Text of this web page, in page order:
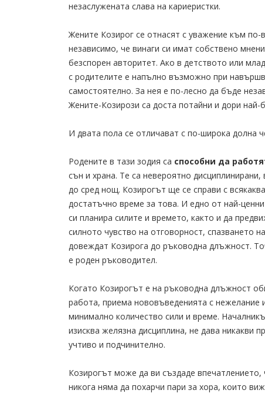
незаслужената слава на кариеристки.
Жените Козирог се отнасят с уважение към
независимо, че винаги си имат собствено
безспорен авторитет. Ако в детството или
с родителите е напълно възможно при
самостоятелно. За нея е по-лесно да бъде
Жените-Козирози са доста потайни и дори най-
И двата пола се отличават с по-широка долна
Родените в тази зодия са способни да
сън и храна. Те са невероятно
до сред нощ. Козирогът ще се справи с
достатъчно време за това. И едно от най-
си планира силите и времето, както и да
силното чувство на отговорност, спазването
довеждат Козирога до ръководна длъжност.
е роден ръководител.
Когато Козирогът е на ръководна длъжност
работа, приема нововъведенията с нежелание
минимално количество сили и време.
изисква желязна дисциплина, не дава никакви
учтиво и подчинително.
Козирогът може да ви създаде впечатлението,
никога няма да похарчи пари за хора, които